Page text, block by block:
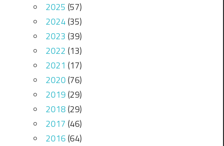
2025 (57)
2024(35)
2023 (39)
2022 (13)
2021 (17)
2020(76)
2019(29)
2018(29)
2017 (46)
2016(64)